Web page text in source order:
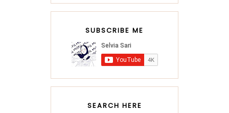
SUBSCRIBE ME
SEARCH HERE